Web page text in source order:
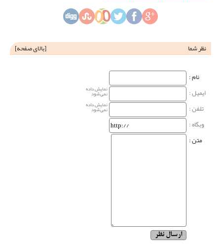
نظر شما [بالای صفحه]
نام‌ :
ایمیل :
نمایش داده
نمی‌شود
تلفن : نمایش داده
نمی‌شود
وبگاه‌ :
متن :